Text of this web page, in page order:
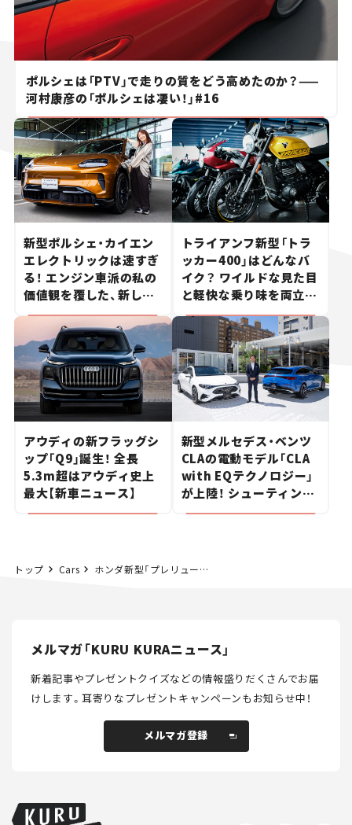
ポルシェは「PTV」で走りの質をどう高めたのか？——
河村康彦の「ポルシェは凄い！」#16
新型ポルシェ・カイエン
エレクトリックは速すぎ
る！ エンジン車派の私の
価値観を覆した、新しい
ポルシェの走り。
トライアンフ新型「トラ
ッカー400」はどんなバ
イク？ ワイルドな見た目
と軽快な乗り味を両立し
た400ccフラットトラッ
カー【試乗レビュー】
アウディの新フラッグシ
ップ「Q9」誕生！ 全長
5.3m超はアウディ史上
最大【新車ニュース】
新型メルセデス・ベンツ
CLAの電動モデル「CLA
with EQテクノロジー」
が上陸！ シューティング
ブレークも発売【新車ニ
トップ Cars ホンダ新型「プレリュード」に深紅の限定車登場！ 8月発売に先駆けて受注開始【新車ニュース】
メルマガ「KURU KURAニュース」
新着記事やプレゼントクイズなどの情報盛りだくさんでお届
けします。耳寄りなプレゼントキャンペーンもお知らせ中！
メルマガ登録